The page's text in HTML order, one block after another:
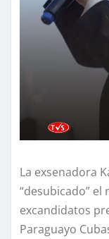
La exsenadora
“desubicado”
excandidatos
Paraguayo